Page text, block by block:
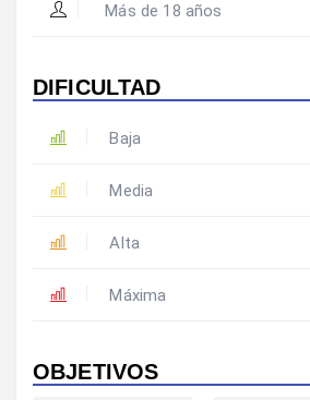
Más de 18 años
DIFICULTAD
Baja
Media
Alta
Máxima
OBJETIVOS